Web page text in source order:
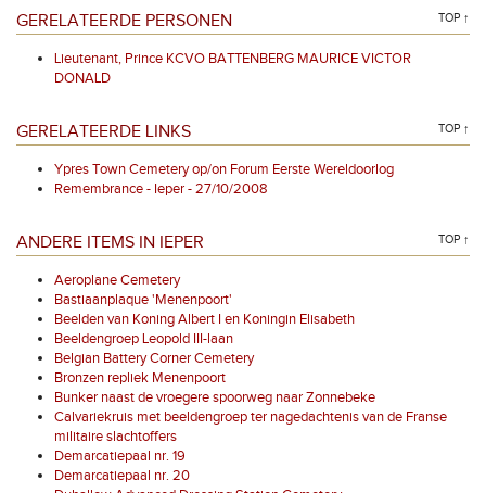
GERELATEERDE PERSONEN TOP ↑
Lieutenant, Prince KCVO BATTENBERG MAURICE VICTOR
DONALD
GERELATEERDE LINKS TOP ↑
Ypres Town Cemetery op/on Forum Eerste Wereldoorlog
Remembrance - Ieper - 27/10/2008
ANDERE ITEMS IN IEPER TOP ↑
Aeroplane Cemetery
Bastiaanplaque 'Menenpoort'
Beelden van Koning Albert I en Koningin Elisabeth
Beeldengroep Leopold III-laan
Belgian Battery Corner Cemetery
Bronzen repliek Menenpoort
Bunker naast de vroegere spoorweg naar Zonnebeke
Calvariekruis met beeldengroep ter nagedachtenis van de Franse
militaire slachtoffers
Demarcatiepaal nr. 19
Demarcatiepaal nr. 20